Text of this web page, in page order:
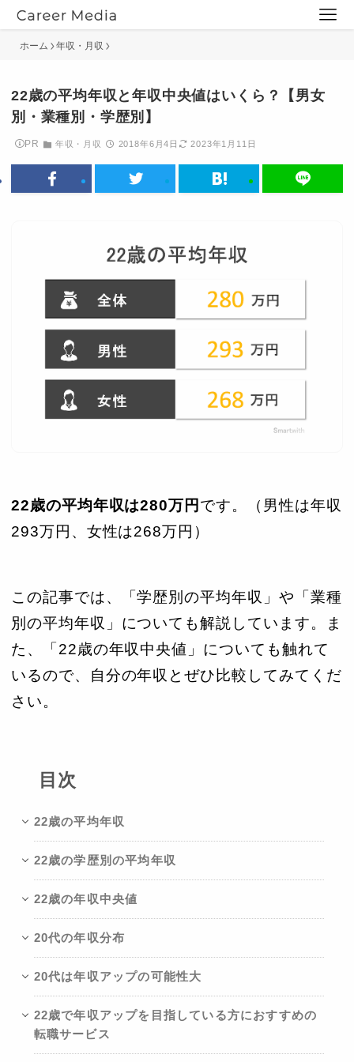
ホーム 年収・月収
22歳の平均年収と年収中央値はいくら？【男女
別・業種別・学歴別】
PR 年収・月収 2018年6月4日 2023年1月11日
22歳の平均年収は280万円 です。（男性は年収
293万円、女性は268万円）
この記事では、「学歴別の平均年収」や「業種
別の平均年収」についても解説しています。ま
た、「22歳の年収中央値」についても触れて
いるので、自分の年収とぜひ比較してみてくだ
さい。
目次
22歳の平均年収
22歳の学歴別の平均年収
22歳の年収中央値
20代の年収分布
20代は年収アップの可能性大
22歳で年収アップを目指している方におすすめの
転職サービス